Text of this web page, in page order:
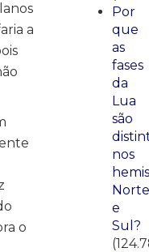
a
o
Por
que
as
fases
da
Lua
são
nos
Norte
e
Sul?